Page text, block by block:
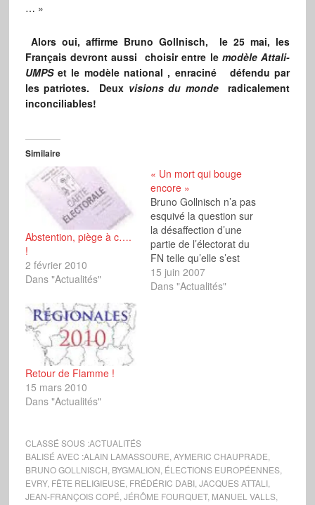
… »
Alors oui, affirme Bruno Gollnisch, le 25 mai, les
Français devront aussi choisir entre le modèle Attali-
UMPSet le modèle national , enraciné défendu par
les patriotes. Deux visions du monderadicalement
inconciliables!
Similaire
Abstention, piège à c….
!
2 février 2010
Dans "Actualités"
« Un mort qui bouge
encore »
Bruno Gollnisch n’a pas
esquivé la question sur
la désaffection d’une
partie de l’électorat du
FN telle qu’elle s’est
manifestée dans les
urnes le 10 juin. Il a
15 juin 2007
Dans "Actualités"
Retour de Flamme !
15 mars 2010
Dans "Actualités"
CLASSÉ SOUS :ACTUALITÉS
BALISÉ AVEC :ALAIN LAMASSOURE AYMERIC CHAUPRADE
BRUNO GOLLNISCH BYGMALION ÉLECTIONS EUROPÉENNES,
EVRY, FÊTE RELIGIEUSE FRÉDÉRIC DABI, JACQUES ATTALI,
JEAN-FRANÇOIS COPÉ JÉRÔME FOURQUET, MANUEL VALLS,